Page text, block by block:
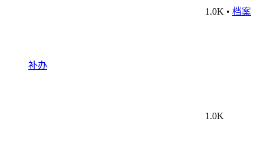
1.0K • 档案
补办
1.0K